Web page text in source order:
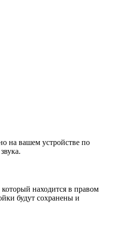
на вашем устройстве по
находится в правом
будут сохранены и